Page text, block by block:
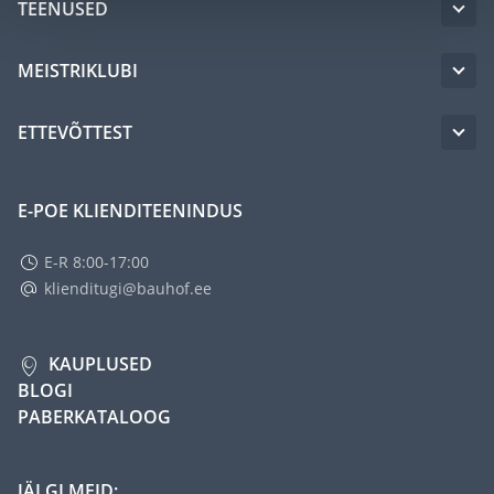
TEENUSED
MEISTRIKLUBI
ETTEVÕTTEST
E-POE KLIENDITEENINDUS
E-R 8:00-17:00
klienditugi@bauhof.ee
KAUPLUSED
BLOGI
PABERKATALOOG